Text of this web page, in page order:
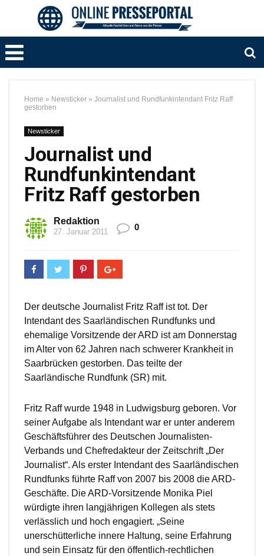
Home » Newsticker » Journalist und Rundfunkintendant Fritz Raff
gestorben
Newsticker
Journalist und
Rundfunkintendant
Fritz Raff gestorben
Redaktion
27. Januar 2011 0
Der deutsche Journalist Fritz Raff ist tot. Der
Intendant des Saarländischen Rundfunks und
ehemalige Vorsitzende der ARD ist am Donnerstag
im Alter von 62 Jahren nach schwerer Krankheit in
Saarbrücken gestorben. Das teilte der
Saarländische Rundfunk (SR) mit.
Fritz Raff wurde 1948 in Ludwigsburg geboren. Vor
seiner Aufgabe als Intendant war er unter anderem
Geschäftsführer des Deutschen Journalisten-
Verbands und Chefredakteur der Zeitschrift „Der
Journalist“. Als erster Intendant des Saarländischen
Rundfunks führte Raff von 2007 bis 2008 die ARD-
Geschäfte. Die ARD-Vorsitzende Monika Piel
würdigte ihren langjährigen Kollegen als stets
verlässlich und hoch engagiert. „Seine
unerschütterliche innere Haltung, seine Erfahrung
und sein Einsatz für den öffentlich-rechtlichen